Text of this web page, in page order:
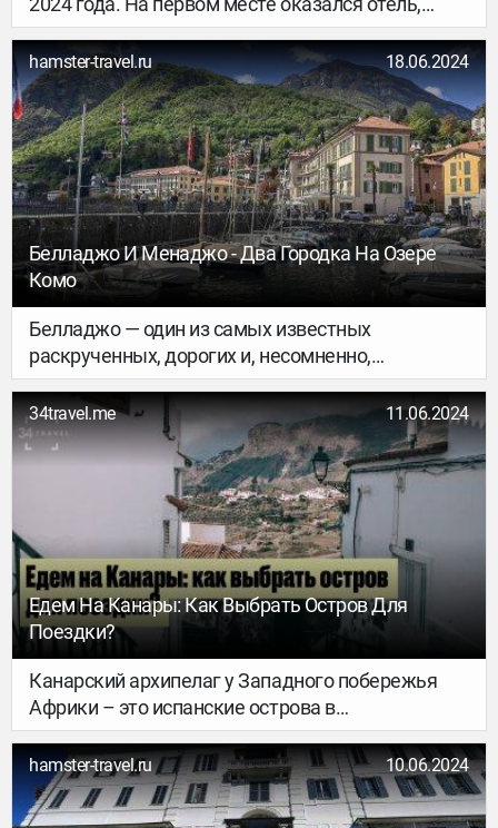
расположенный в Бангкоке, Таиланд.
hamster-travel.ru 18.06.2024
Белладжо И Менаджо - Два Городка На Озере
Комо
Белладжо — один из самых известных
раскрученных, дорогих и, несомненно,
прекрасных городков на острове Комо.
Добраться сюда можно на пароме из города
Варенна. 15 минут путешествия — и мы на
месте.
34travel.me 11.06.2024
Едем На Канары: Как Выбрать Остров Для
Поездки?
Канарский архипелаг у Западного побережья
Африки – это испанские острова в
Атлантическом океане, место с «вечной весной».
Если ты планируешь поездку на Канары, но не
можешь выбрать, на какой остров отправиться,
– этот материал для тебя. Он призван облегчить
hamster-travel.ru 10.06.2024